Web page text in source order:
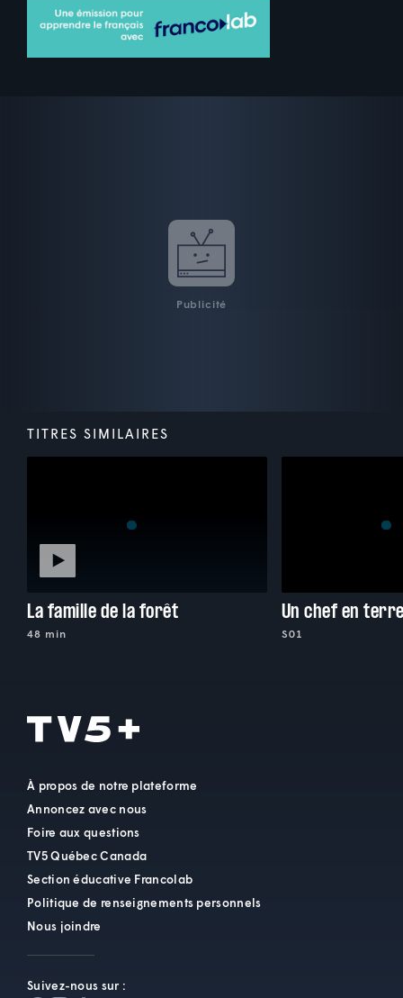
Publicité
TITRES SIMILAIRES
La famille de la forêt
48 min
Un chef en
S01
À propos de notre plateforme
Annoncez avec nous
Foire aux questions
TV5 Québec Canada
Section éducative Francolab
Politique de renseignements personnels
Nous joindre
Suivez-nous sur :